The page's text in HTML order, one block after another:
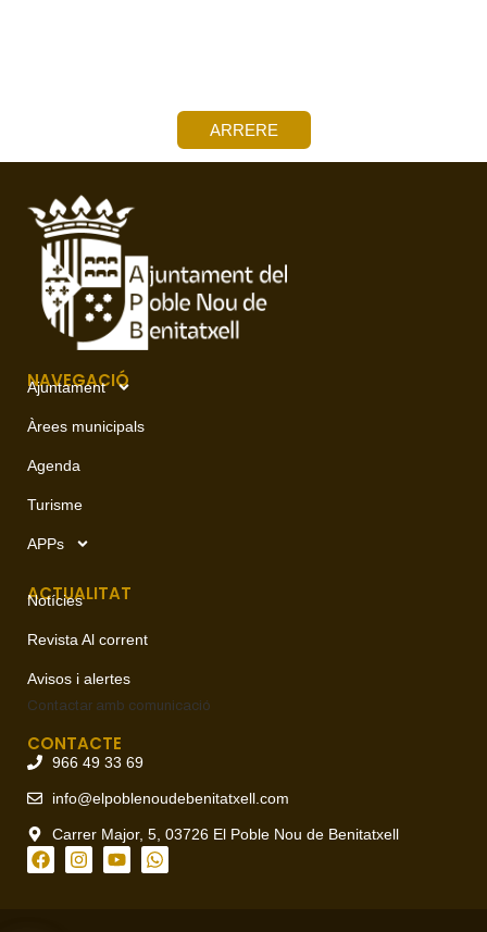
ARRERE
NAVEGACIÓ
Ajuntament
Àrees municipals
Agenda
Turisme
APPs
ACTUALITAT
Notícies
Revista Al corrent
Avisos i alertes
Contactar amb comunicació
CONTACTE
966 49 33 69
info@elpoblenoudebenitatxell.com
Carrer Major, 5, 03726 El Poble Nou de Benitatxell